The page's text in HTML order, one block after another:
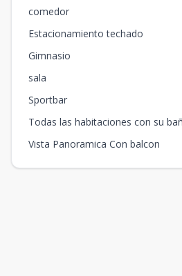
comedor
Estacionamiento techado
Gimnasio
sala
Sportbar
Todas las habitaciones con su
Vista Panoramica Con balcon